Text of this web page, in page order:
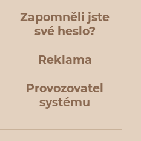
Zapomněli jste
své heslo?
Reklama
Provozovatel
systému